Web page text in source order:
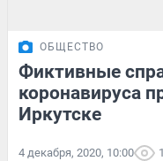
ОБЩЕСТВО
Фиктивные
коронавируса
Иркутске
4 декабря, 2020, 10:00